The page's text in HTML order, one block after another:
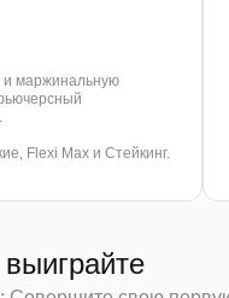
и маржинальную
Flexi Max и Стейкинг.